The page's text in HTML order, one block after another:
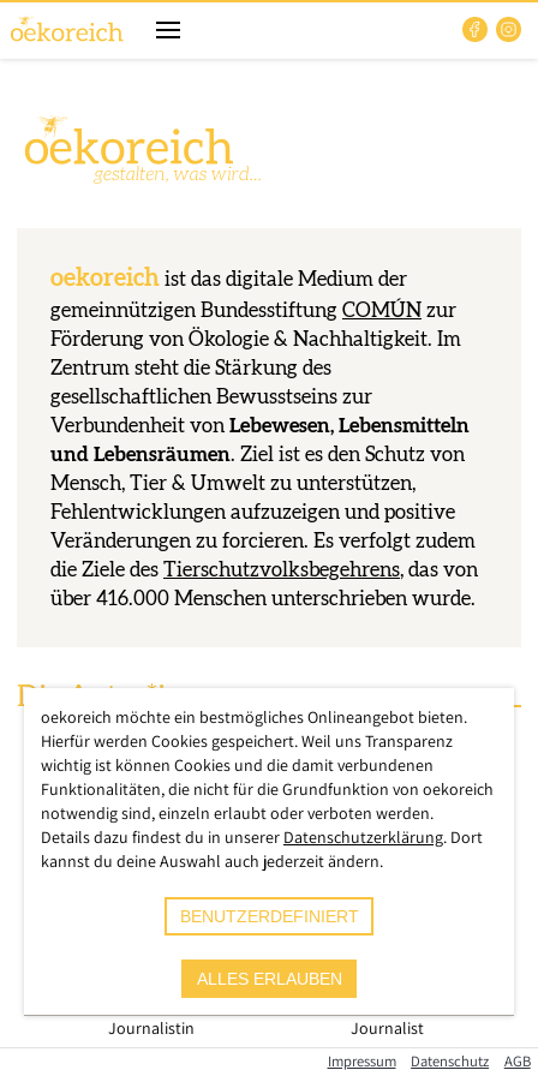
oekoreich ist das digitale Medium der
gemeinnützigen Bundesstiftung COMÚN zur
Förderung von Ökologie & Nachhaltigkeit. Im
Zentrum steht die Stärkung des
gesellschaftlichen Bewusstseins zur
Verbundenheit von Lebewesen, Lebensmitteln
und Lebensräumen. Ziel ist es den Schutz von
Mensch, Tier & Umwelt zu unterstützen,
Fehlentwicklungen aufzuzeigen und positive
Veränderungen zu forcieren. Es verfolgt zudem
die Ziele des Tierschutzvolksbegehrens, das von
über 416.000 Menschen unterschrieben wurde.
Die Autor*innen
Hartmann
Journalistin
Sebastian
Journalist
Impressum Datenschutz AGB
oekoreich möchte ein bestmögliches Onlineangebot bieten.
Hierfür werden Cookies gespeichert. Weil uns Transparenz
wichtig ist können Cookies und die damit verbundenen
Funktionalitäten, die nicht für die Grundfunktion von oekoreich
notwendig sind, einzeln erlaubt oder verboten werden.
Details dazu findest du in unserer Datenschutzerklärung. Dort
kannst du deine Auswahl auch jederzeit ändern.
BENUTZERDEFINIERT
ALLES ERLAUBEN